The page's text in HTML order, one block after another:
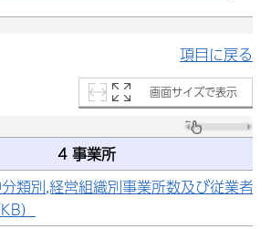
項目に戻る
画面サイズで表示
4 事業所
類別,経営組織別事業所数及び従業者数
）